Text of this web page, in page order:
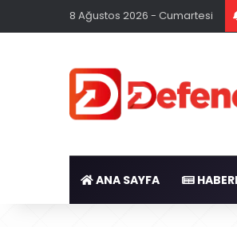
8 Ağustos 2026 - Cumartesi
ANA SAYFA